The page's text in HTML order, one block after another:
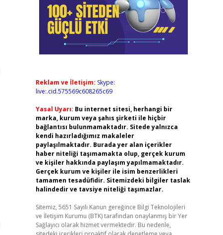
Reklam ve İletişim: Skype:
live:.cid.575569c608265c69
Yasal Uyarı: Bu internet sitesi, herhangi bir
marka, kurum veya şahıs şirketi ile hiçbir
bağlantısı bulunmamaktadır. Sitede yalnızca
kendi hazırladığımız makaleler
paylaşılmaktadır. Burada yer alan içerikler
haber niteliği taşımamakta olup, gerçek kurum
ve kişiler hakkında paylaşım yapılmamaktadır.
Gerçek kurum ve kişiler ile isim benzerlikleri
tamamen tesadüfidir. Sitemizdeki bilgiler taslak
halindedir ve tavsiye niteliği taşımazlar.
Sitemiz, 5651 Sayılı Kanun gereğince Bilgi Teknolojileri
ve İletişim Kurumu (BTK) tarafından onaylanmış bir Yer
Sağlayıcı olarak hizmet vermektedir. Bu nedenle,